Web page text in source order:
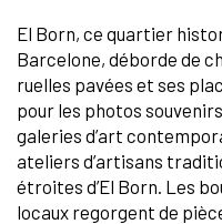
El Born, ce quartier
Barcelone, déborde de
ruelles pavées et ses
pour les photos
galeries d’art
ateliers d’artisans
étroites d’El Born. Les
locaux regorgent de